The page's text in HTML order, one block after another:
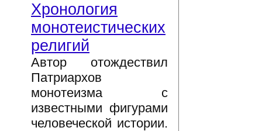
Хронология
монотеистических
религий
Автор отождествил
Патриархов
монотеизма с
известными фигурами
человеческой истории.